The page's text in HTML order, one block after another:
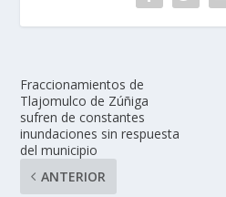
Fraccionamientos de
Tlajomulco de Zúñiga
sufren de constantes
inundaciones sin respuesta
del municipio
ANTERIOR